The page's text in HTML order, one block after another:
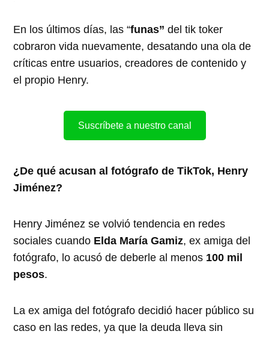
En los últimos días, las “funas” del tik toker
cobraron vida nuevamente, desatando una ola de
críticas entre usuarios, creadores de contenido y
el propio Henry.
Suscríbete a nuestro canal
¿De qué acusan al fotógrafo de TikTok, Henry
Jiménez?
Henry Jiménez se volvió tendencia en redes
sociales cuando Elda María Gamiz, ex amiga del
fotógrafo, lo acusó de deberle al menos 100 mil
pesos.
La ex amiga del fotógrafo decidió hacer público su
caso en las redes, ya que la deuda lleva sin